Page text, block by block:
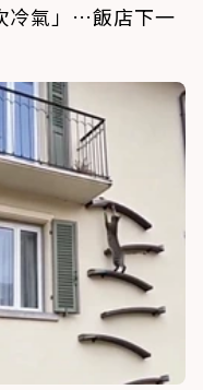
冷氣」…飯店下一